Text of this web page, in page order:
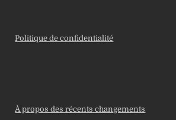
Politique de confidentialité
À propos des récents changements